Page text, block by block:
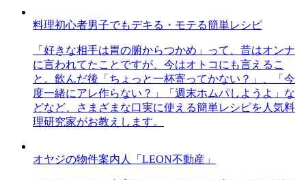
料理初心者男子でもデキる・モテる簡単レシピ
「好きな相手は胃の腑からつかめ」って、昔はオンナ
に言われてたことですが、今はオトコにも言えるこ
と。飲んだ後「ちょっと一杯寄ってかない？」、「今
度一緒にアレ作らない？」「週末ホムパしようよ」な
どなど、さまざまな口実に使える簡単レシピを人気料
理研究家がお教えします。
オヤジの物件案内人「LEON不動産」